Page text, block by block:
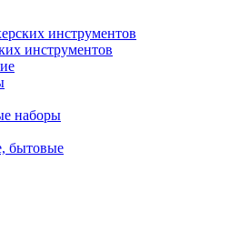
инструментов
инструментов
наборы
бытовые